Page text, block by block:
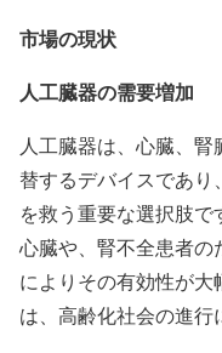
市場の現状
人工臓器の需要増加
人工臓器は、心臓、
替するデバイスであ
を救う重要な選択肢
心臓や、腎不全患者
によりその有効性が
は、高齢化社会の進